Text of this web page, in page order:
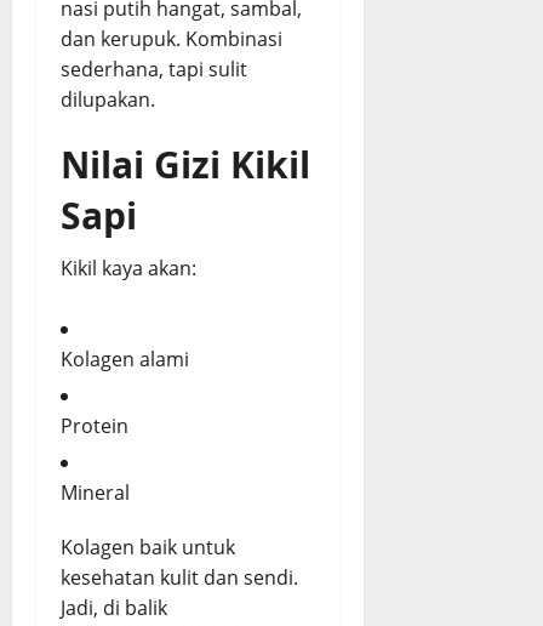
nasi putih hangat, sambal,
dan kerupuk. Kombinasi
sederhana, tapi sulit
dilupakan.
Nilai Gizi Kikil
Sapi
Kikil kaya akan:
Kolagen alami
Protein
Mineral
Kolagen baik untuk
kesehatan kulit dan sendi.
Jadi, di balik